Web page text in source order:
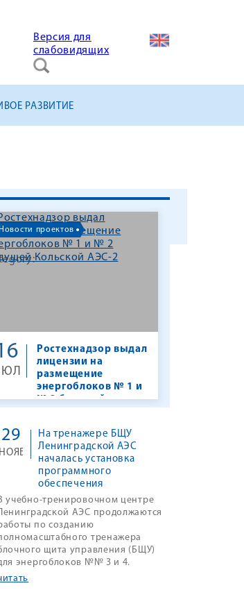
Версия для
слабовидящих
РАЗВИТИЕ
Ростехнадзор выдал
лицензии на
размещение
энергоблоков № 1 и
№ 2 будущей
Новости проектов
На тренажере БЩУ
Ленинградской АЭС
началась установка
программного
обеспечения
29
НОЯБ
учебно-тренировочном центре
АЭС продолжаются
по созданию
тренажера
щита управления (БЩУ)
энергоблоков №№ 3 и 4.